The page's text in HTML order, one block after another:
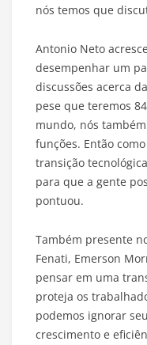
nós temos que
Antonio Neto
desempenhar um
discussões acerca
pese que teremos
mundo, nós
funções. Então
transição
para que a gente
pontuou.
Também presente
Fenati, Emerson
pensar em uma
proteja os
podemos ignorar
crescimento e